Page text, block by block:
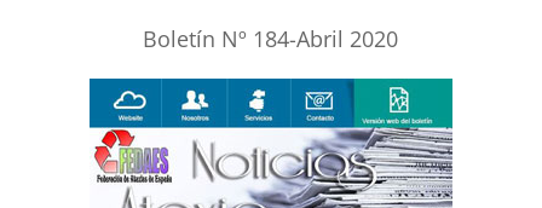
Boletín Nº 184-Abril 2020